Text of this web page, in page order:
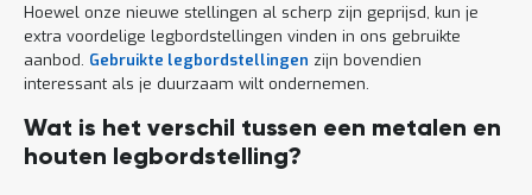
Hoewel onze nieuwe stellingen al scherp zijn geprijsd, kun je
extra voordelige legbordstellingen vinden in ons gebruikte
aanbod. Gebruikte legbordstellingen zijn bovendien
interessant als je duurzaam wilt ondernemen.
Wat is het verschil tussen een metalen en
houten legbordstelling?